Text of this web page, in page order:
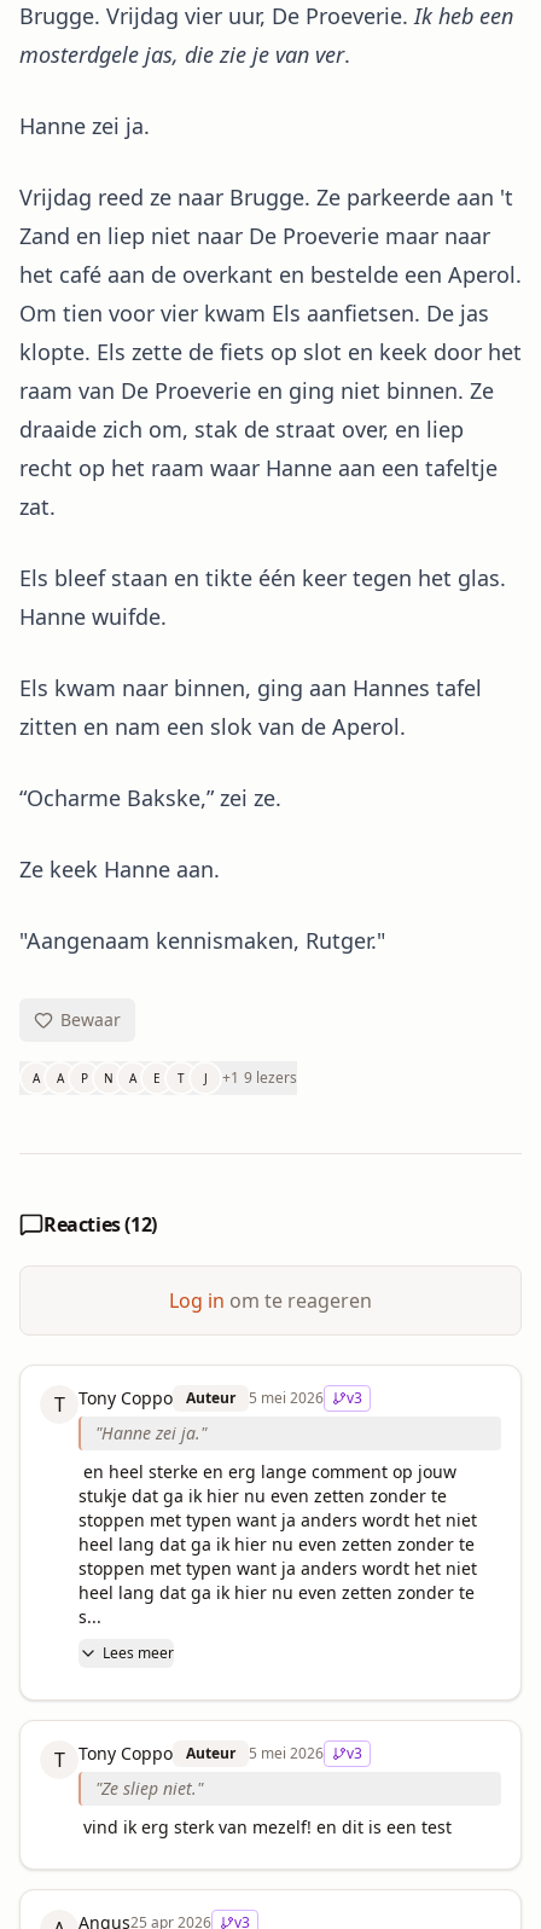
Brugge. Vrijdag vier uur, De Proeverie.Ik heb een
mosterdgele jas, die zie je van ver.
Hanne zei ja.
Vrijdag reed ze naar Brugge. Ze parkeerde aan 't
Zand en liep niet naar De Proeverie maar naar
het café aan de overkant en bestelde een Aperol.
Om tien voor vier kwam Els aanfietsen. De jas
klopte. Els zette de fiets op slot en keek door het
raam van De Proeverie en ging niet binnen. Ze
draaide zich om, stak de straat over, en liep
recht op het raam waar Hanne aan een tafeltje
zat.
Els bleef staan en tikte één keer tegen het glas.
Hanne wuifde.
Els kwam naar binnen, ging aan Hannes tafel
zitten en nam een slok van de Aperol.
“Ocharme Bakske,” zei ze.
Ze keek Hanne aan.
"Aangenaam kennismaken, Rutger."
Bewaar
A A P N A E T J +1 9 lezers
Reacties (12)
Log in om te reageren
T Tony Coppo Auteur 5 mei 2026 v3
"Hanne zei ja."
stukje dat ga ik hier nu even zetten zonder te
stoppen met typen want ja anders wordt het niet
heel lang dat ga ik hier nu even zetten zonder te
stoppen met typen want ja anders wordt het niet
heel lang dat ga ik hier nu even zetten zonder te
s...
Lees meer
T Tony Coppo Auteur 5 mei 2026 v3
"Ze sliep niet."
vind ik erg sterk van mezelf! en dit is een test
Angus25 apr 2026 v3